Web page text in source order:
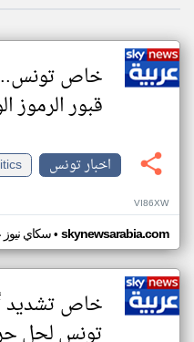
خاص
قبور الرموز
اخبار تونس
VI86XW
سكاي نيوز• skynewsarabia.com
خاص تشديد
تونس لحل